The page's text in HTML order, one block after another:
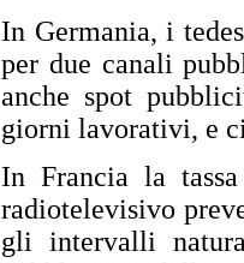
In Germania, i
per due canali
anche spot
giorni lavorativi, e
In Francia la
radiotelevisivo
gli intervalli